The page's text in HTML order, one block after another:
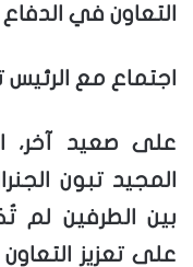
التعاون في الدفاع
اجتماع مع الرئيس
على صعيد آخر،
المجيد تبون
بين الطرفين لم
على تعزيز